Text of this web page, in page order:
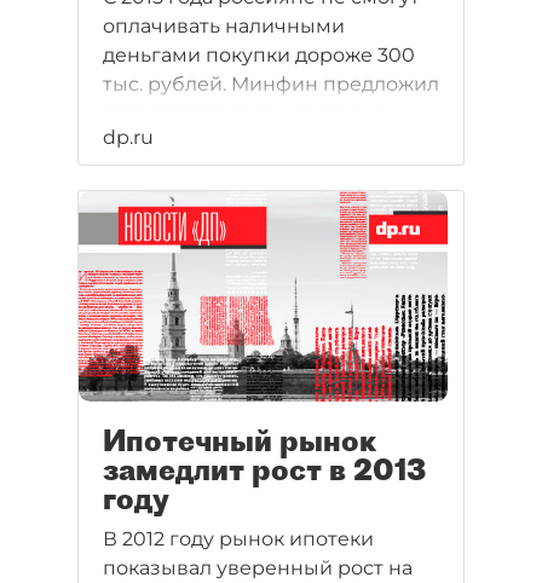
оплачивать наличными
деньгами покупки дороже 300
тыс. рублей. Минфин предложил
сокращение расходов на оборот
и печатание бумажных денег.
Банкиры инициативу
поддерживают – доходы от
перечислений по карточкам
существенно увеличатся.
dp.ru
Ипотечный рынок
замедлит рост в 2013
году
В 2012 году рынок ипотеки
показывал уверенный рост на